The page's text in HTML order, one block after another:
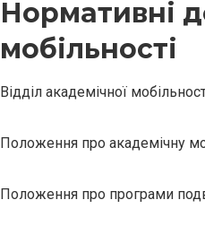
Нормативні
мобільності
Відділ академічної
Положення про академічну
Положення про програми